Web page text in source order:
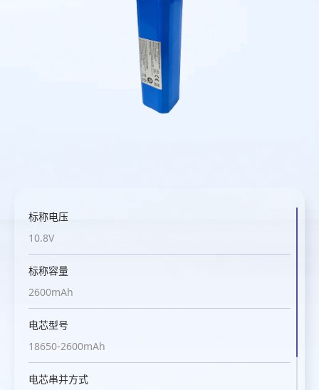
标称电压
3.7V
标称容量
2600mAh
电芯型号
18650-2600mAh
电芯串并方式
标称电压
3.6V
标称容量
3350mAh
电芯型号
18650-3350mAh
电芯串并方式
标称电压
10.8V
标称容量
2600mAh
电芯型号
18650-2600mAh
电芯串并方式
标称电压
10.8V
标称容量
5200mAh
电芯型号
18650-2600mAh
电芯串并方式
标称电压
10.8V
标称容量
2600mAh
电芯型号
18650-2600mAh
电芯串并方式
标称电压
21.6V
标称容量
4000mAh
电芯型号
21700-4000mAh
电芯串并方式